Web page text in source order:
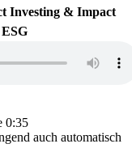
Investing & Impact
0:35
auch automatisch